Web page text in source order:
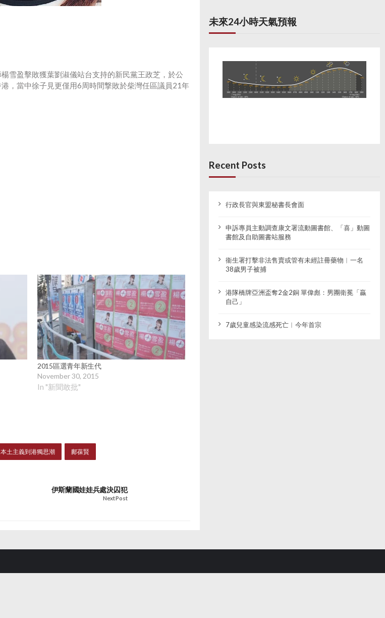
雪盈擊敗獲葉劉淑儀站台支持的新民黨王政芝，於公
，當中徐子見更僅用6周時間撃敗於柴灣任區議員21年
2015區選青年新生代
November 30, 2015
In "新聞敢批"
土主義到港獨思潮 鄺葆賢
伊斯蘭國娃娃兵處決囚犯
Next Post
未來24小時天氣預報
Recent Posts
行政長官與東盟秘書長會面
申訴專員主動調查康文署流動圖書館、「喜」動圖
書館及自助圖書站服務
衞生署打擊非法售賣或管有未經註冊藥物︱一名
38歲男子被捕
港隊橋牌亞洲盃奪2金2銅 單偉彪：男團衛冕「贏
自己」
7歲兒童感染流感死亡︱今年首宗